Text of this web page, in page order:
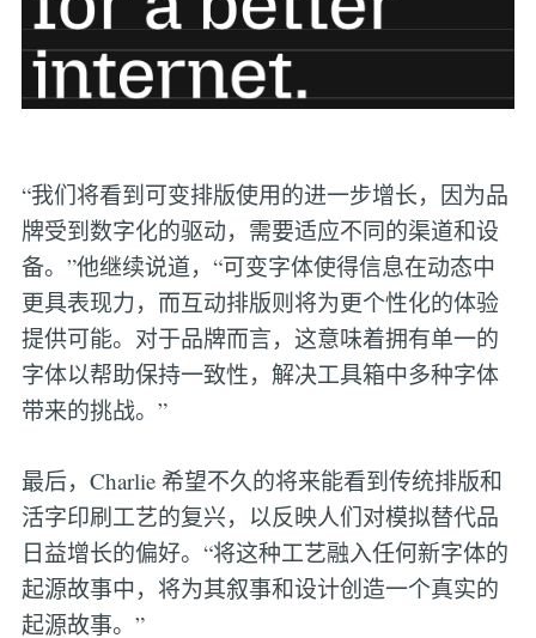
“我们将看到可变排版使用的进一步增长，因为品
牌受到数字化的驱动，需要适应不同的渠道和设
备。”他继续说道，“可变字体使得信息在动态中
更具表现力，而互动排版则将为更个性化的体验
提供可能。对于品牌而言，这意味着拥有单一的
字体以帮助保持一致性，解决工具箱中多种字体
带来的挑战。”
最后，Charlie 希望不久的将来能看到传统排版和
活字印刷工艺的复兴，以反映人们对模拟替代品
日益增长的偏好。“将这种工艺融入任何新字体的
起源故事中，将为其叙事和设计创造一个真实的
起源故事。”